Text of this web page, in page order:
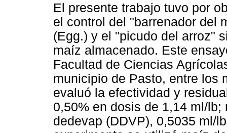
El presente trabajo tuvo por
el control del "barrenador del
(Egg.) y el "picudo del arroz"
maíz almacenado. Este
Facultad de Ciencias
municipio de Pasto, entre los
evaluó la efectividad y
0,50% en dosis de 1,14 ml/
dedevap (DDVP), 0,5035 ml/